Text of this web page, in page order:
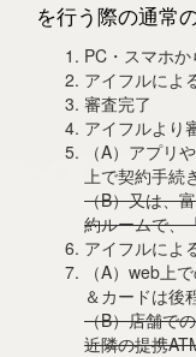
を行う際の通常
PC・スマホ
アイフルによ
審査完了
アイフルより
（A）アプリ
上で契約手続
（B）又は、
約ルームで、
アイフルによ
（A）web上
＆カードは後
（B）店舗で
近隣の提携